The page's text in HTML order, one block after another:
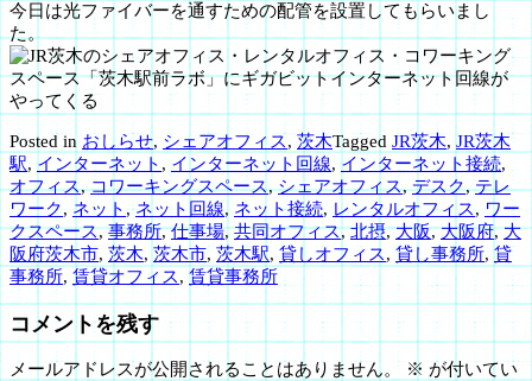
今日は光ファイバーを通すための配管を設置してもらいまし
た。
Posted in おしらせ, シェアオフィス, 茨木Tagged JR茨木, JR茨木
駅, インターネット , インターネット回線, インターネット接続,
オフィス,コワーキングスペース,シェアオフィス,デスク,テレ
ワーク, ネット,ネット回線, ネット接続, レンタルオフィス, ワー
クスペース,事務所,仕事場,共同オフィス,北摂,大阪,大阪府,大
阪府茨木市, 茨木, 茨木市, 茨木駅, 貸しオフィス, 貸し事務所, 貸
事務所, 賃貸オフィス, 賃貸事務所
コメントを残す
メールアドレスが公開されることはありません。 ※ が付いてい